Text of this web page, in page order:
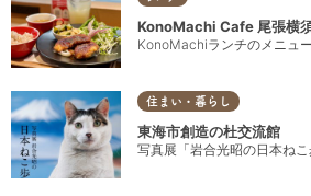
KonoMachi Cafe 尾張横
KonoMachiランチのメニュ
住まい・暮らし
東海市創造の杜交流館
写真展「岩合光昭の日本ね